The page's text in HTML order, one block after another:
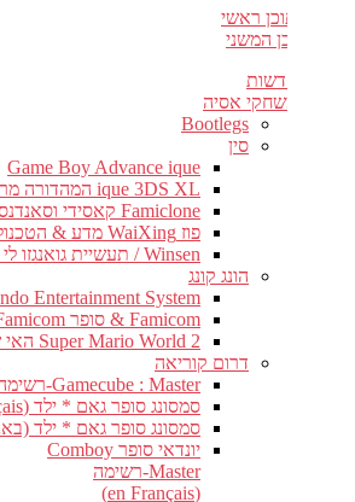
עבור לתוכן ראשי
דלג לתוכן המשני
חדשות
משחקי אסיה
Bootlegs
סין
Game Boy Advance ique
ique 3DS XL המהדורה מריו
Famiclone קאסידי וסאנדנס קיד
פוז WaiXing מדע & הטכנולוגיה Co. בע"מ.
Winsen / תעשיית גואנגזו לי צ'נג & מסחר Co.
הונג קונג
Entertainment System
Famicom & סופר Famicom
Super Mario World 2 האי של יושי
דרום קוריאה
Gamecube : Master-רשימה קוריאנית !
סמסונג סופר גאם * ילד (en Français)
סמסונג סופר גאם * ילד
יונדאי סופר Comboy
Master-רשימה
(en Français)